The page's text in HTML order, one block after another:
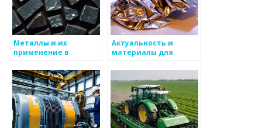
Металлы и их
применение в
Актуальность и
материалы для
дизайна